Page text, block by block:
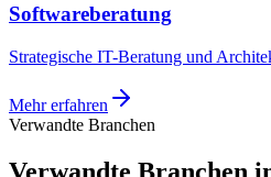
Softwareberatung
Strategische IT-Beratung und
Mehr erfahren
Verwandte Branchen
Verwandte Branchen